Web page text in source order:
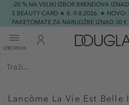
-20 % NA VELIKI IZBOR BRENDOVA
S BEAUTY CARD ★ 8.-9.8.2026. ★ NOVO:
PAKETOMATE ZA NARUDŽBE IZNAD 30 €
IZBORNIK
Lancôme La Vie Est Belle